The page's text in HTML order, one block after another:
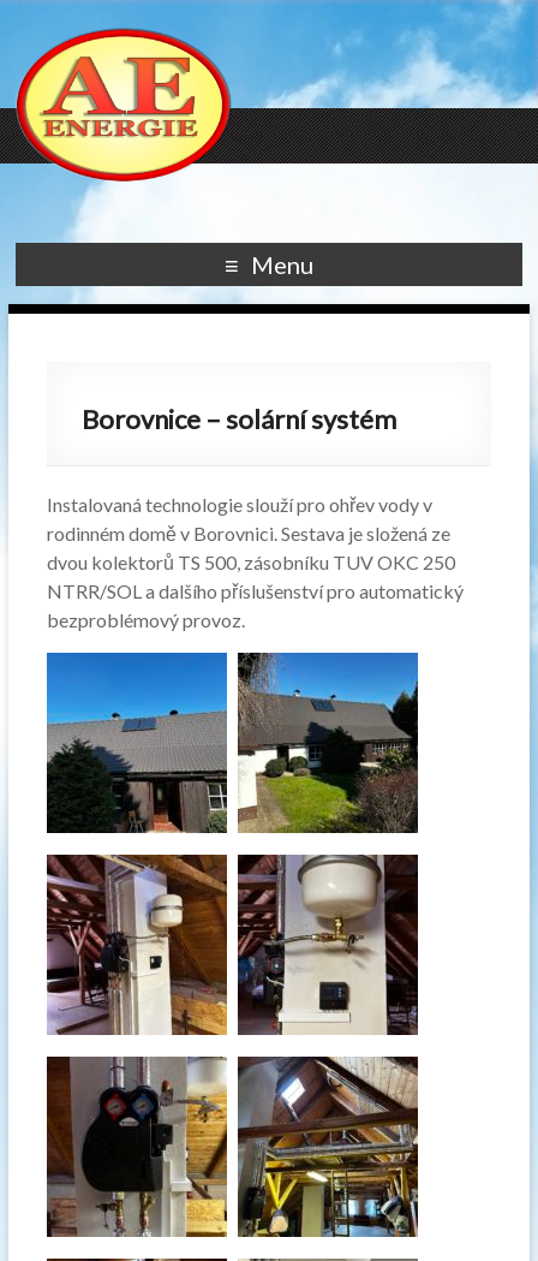
Menu
Borovnice – solární systém
Instalovaná technologie slouží pro ohřev vody v
rodinném domě v Borovnici. Sestava je složená ze
dvou kolektorů TS 500, zásobníku TUV OKC 250
NTRR/SOL a dalšího příslušenství pro automatický
bezproblémový provoz.